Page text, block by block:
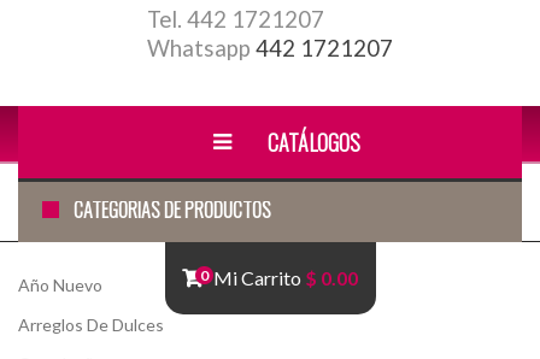
Tel. 442 1721207
Whatsapp 442 1721207
CATÁLOGOS
0 Mi Carrito $ 0.00
CATEGORÍAS DE PRODUCTOS
Año Nuevo
Arreglos De Dulces